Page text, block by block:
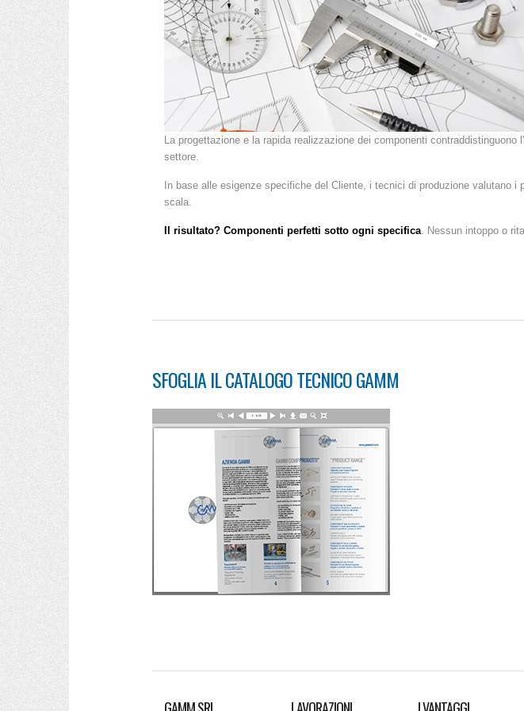
La progettazione e la rapida realizzazione dei componenti
settore.
In base alle esigenze specifiche del Cliente, i tecnici di produzione
scala.
Il risultato? Componenti perfetti sotto ogni specifica. Nessun intoppo o
SFOGLIA IL CATALOGO TECNICO GAMM